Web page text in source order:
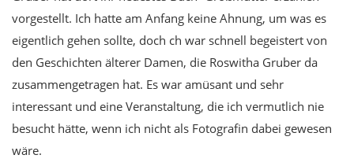
vorgestellt. Ich hatte am Anfang keine Ahnung, um was es
eigentlich gehen sollte, doch ch war schnell begeistert von
den Geschichten älterer Damen, die Roswitha Gruber da
zusammengetragen hat. Es war amüsant und sehr
interessant und eine Veranstaltung, die ich vermutlich nie
besucht hätte, wenn ich nicht als Fotografin dabei gewesen
wäre.